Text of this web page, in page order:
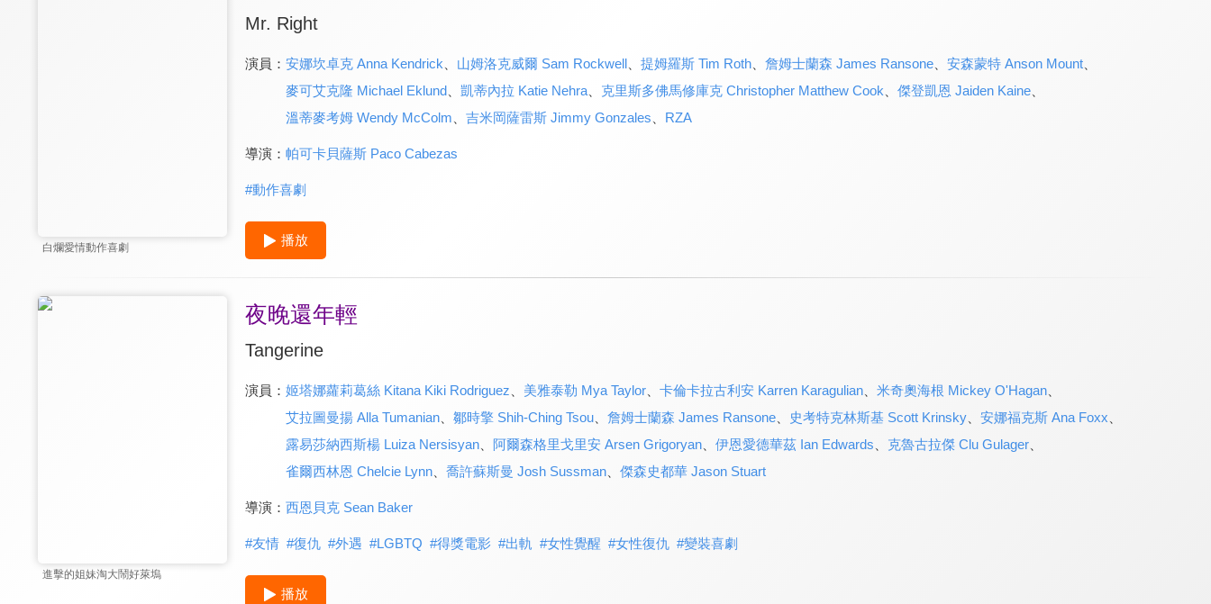
白爛愛情動作喜劇
Mr. Right
演員： 安娜坎卓克 Anna Kendrick 山姆洛克威爾 Sam Rockwell、 提姆羅斯 Tim Roth、 詹姆士蘭森 James Ransone、 安森蒙特 Anson Mount、
麥可艾克隆 Michael Eklund、 凱蒂內拉 Katie Nehra、 克里斯多佛馬修庫克 Christopher Matthew Cook 傑登凱恩 Jaiden Kaine、
溫蒂麥考姆 Wendy McColm
吉米岡薩雷斯 Jimmy Gonzales RZA
導演： 帕可卡貝薩斯 Paco Cabezas
#動作喜劇
播放
進擊的姐妹淘大鬧好萊塢
夜晚還年輕
Tangerine
演員： 姬塔娜蘿莉葛絲 Kitana Kiki Rodriguez 美雅泰勒 Mya Taylor、 卡倫卡拉古利安 Karren Karagulian、 米奇奧海根 Mickey O'Hagan、
艾拉圖曼揚 Alla Tumanian、 鄒時擎 Shih-Ching Tsou、 詹姆士蘭森 James Ransone、 史考特克林斯基 Scott Krinsky、 安娜福克斯 Ana Foxx
露易莎納西斯楊 Luiza Nersisyan、 阿爾森格里戈里安 Arsen Grigoryan、 伊恩愛德華茲 Ian Edwards 克魯古拉傑 Clu Gulager、
雀爾西林恩 Chelcie Lynn、 喬許蘇斯曼 Josh Sussman、 傑森史都華 Jason Stuart
導演： 西恩貝克 Sean Baker
#友情 #復仇 #外遇 #LGBTQ #得獎電影 #出軌 #女性覺醒 #女性復仇 #變裝喜劇
播放